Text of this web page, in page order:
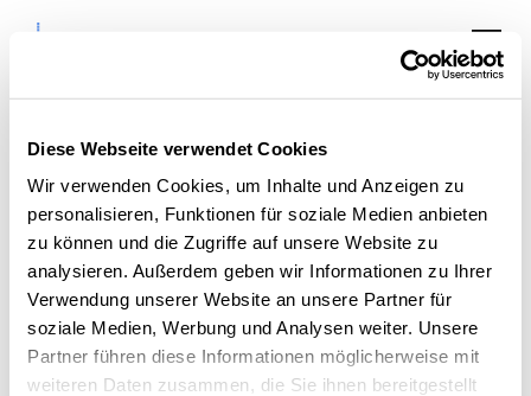
Diese Webseite verwendet Cookies
Wir verwenden Cookies, um Inhalte und Anzeigen zu
personalisieren, Funktionen für soziale Medien anbieten
zu können und die Zugriffe auf unsere Website zu
analysieren. Außerdem geben wir Informationen zu Ihrer
Verwendung unserer Website an unsere Partner für
soziale Medien, Werbung und Analysen weiter. Unsere
Partner führen diese Informationen möglicherweise mit
weiteren Daten zusammen, die Sie ihnen bereitgestellt
9. Treffen „Netzwerk
Digital Rhein-Erft“